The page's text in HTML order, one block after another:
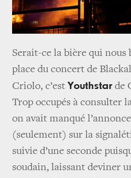
Serait-ce la bière qui nous
place du concert de
Criolo, c’est Youthstar de
Trop occupés à consulter
on avait manqué
(seulement) sur la
suivie d’une seconde
soudain, laissant deviner